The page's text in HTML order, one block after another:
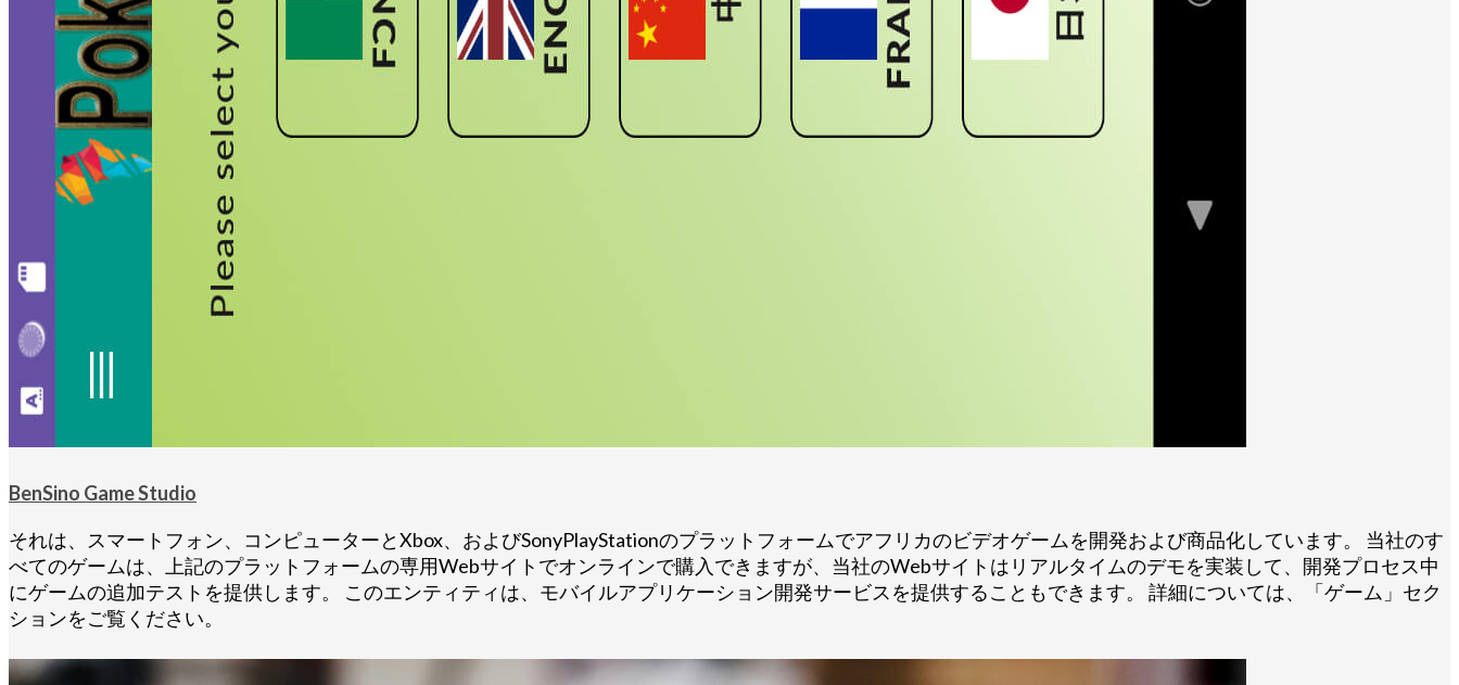
BenSino Game Studio
それは、スマートフォン、コンピューターとXbox、およびSonyPlayStationのプラットフォームでアフリカのビデオゲームを開発および商品化しています。 当社のす
べてのゲームは、上記のプラットフォームの専用Webサイトでオンラインで購入できますが、当社のWebサイトはリアルタイムのデモを実装して、開発プロセス中
にゲームの追加テストを提供します。 このエンティティは、モバイルアプリケーション開発サービスを提供することもできます。 詳細については、「ゲーム」セク
ションをご覧ください。